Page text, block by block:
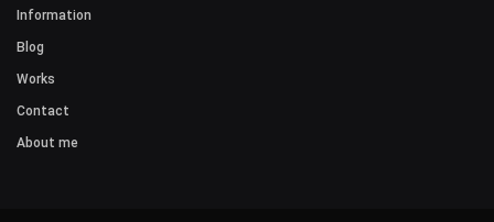
Information
Blog
Works
Contact
About me